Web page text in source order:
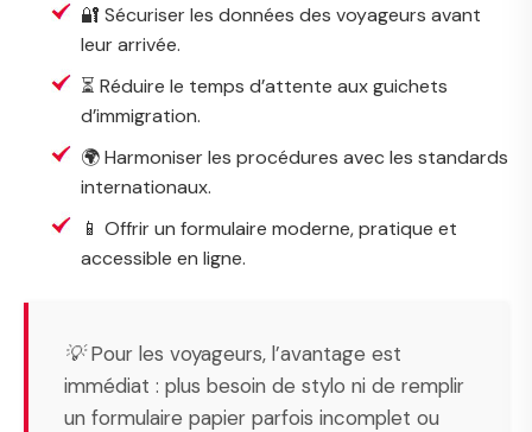
🔐 Sécuriser les données des voyageurs avant
leur arrivée.
⏳ Réduire le temps d’attente aux guichets
d’immigration.
🌍 Harmoniser les procédures avec les standards
internationaux.
📱 Offrir un formulaire moderne, pratique et
accessible en ligne.
💡 Pour les voyageurs, l’avantage est
immédiat : plus besoin de stylo ni de remplir
un formulaire papier parfois incomplet ou